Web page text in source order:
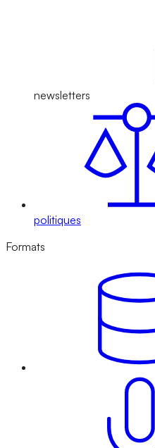
newsletters
politiques
Formats